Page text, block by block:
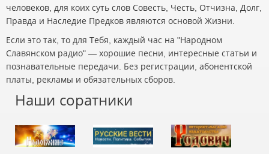
человеков, для коих суть слов Совесть, Честь, Отчизна, Долг,
Правда и Наследие Предков являются основой Жизни.
Если это так, то для Тебя, каждый час на "Народном
Славянском радио" — хорошие песни, интересные статьи и
познавательные передачи. Без регистрации, абонентской
платы, рекламы и обязательных сборов.
Наши соратники